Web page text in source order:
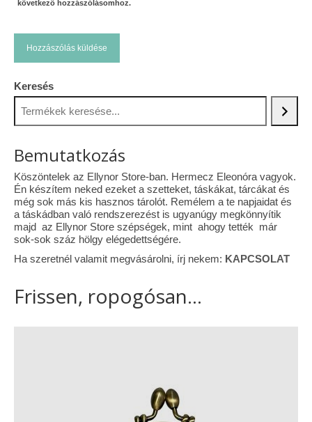
következő hozzászólásomhoz.
Keresés
Bemutatkozás
Köszöntelek az Ellynor Store-ban. Hermecz Eleonóra vagyok.
Én készítem neked ezeket a szetteket, táskákat, tárcákat és
még sok más kis hasznos tárolót. Remélem a te napjaidat és
a táskádban való rendszerezést is ugyanúgy megkönnyítik
majd az Ellynor Store szépségek, mint ahogy tették már
sok-sok száz hölgy elégedettségére.
Ha szeretnél valamit megvásárolni, írj nekem: KAPCSOLAT
Frissen, ropogósan...